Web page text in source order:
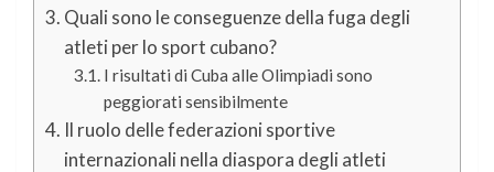
Quali sono le conseguenze della fuga degli
atleti per lo sport cubano?
I risultati di Cuba alle Olimpiadi sono
peggiorati sensibilmente
Il ruolo delle federazioni sportive
internazionali nella diaspora degli atleti